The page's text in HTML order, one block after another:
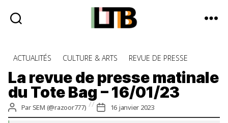
Bag
-
Média
d'information
quotidienne
Catégories
ACTUALITÉS CULTURE & ARTS REVUE DE PRESSE
La revue de presse matinale
du Tote Bag – 16/01/23
Auteur
de
ParSEM (@razoor777)
Date
de
16 janvier 2023